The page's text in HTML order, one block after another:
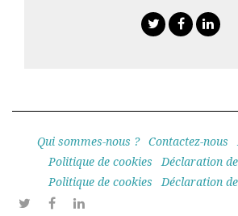
Qui sommes-nous ? Contactez-nous
Politique de cookies
Déclaration
Politique de cookies
Déclaration